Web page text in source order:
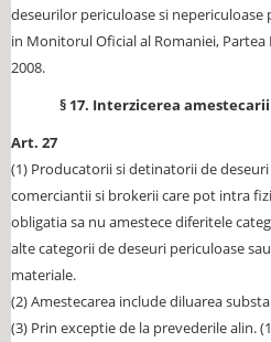
deseurilor periculoase si
in Monitorul Oficial al Romaniei,
2008.
§ 17. Interzicerea
Art. 27
(1) Producatorii si detinatorii de
comerciantii si brokerii care pot intra
obligatia sa nu amestece diferitele
alte categorii de deseuri periculoase
materiale.
(2) Amestecarea include diluarea
(3) Prin exceptie de la prevederile alin.